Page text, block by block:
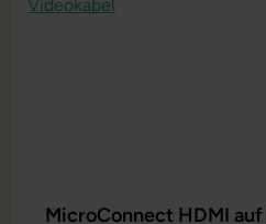
MicroConnect HDMI